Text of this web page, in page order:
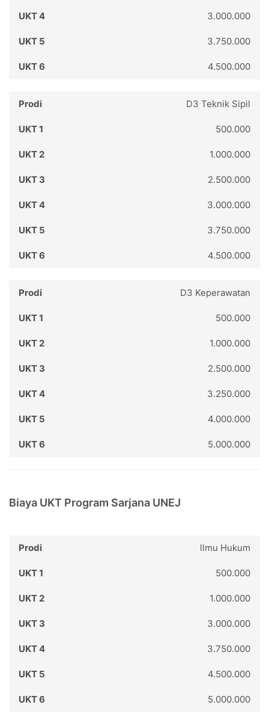
3.000.000
3.750.000
4.500.000
D3 Teknik Sipil
500.000
1.000.000
2.500.000
3.000.000
3.750.000
4.500.000
D3 Keperawatan
500.000
1.000.000
2.500.000
3.250.000
4.000.000
5.000.000
Biaya UKT Program Sarjana UNEJ
llmu Hukum
500.000
1.000.000
3.000.000
3.750.000
4.500.000
5.000.000